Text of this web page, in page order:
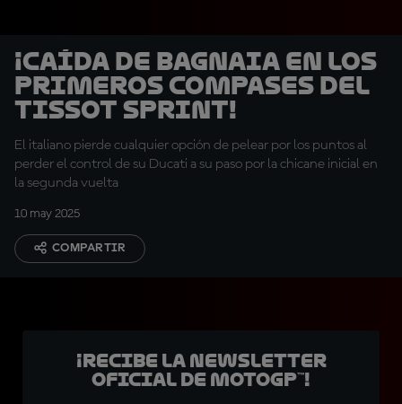
¡Caída de Bagnaia en los
primeros compases del
Tissot Sprint!
El italiano pierde cualquier opción de pelear por los puntos al
perder el control de su Ducati a su paso por la chicane inicial en
la segunda vuelta
10 may 2025
COMPARTIR
¡Recibe la Newsletter
oficial de MotoGP™!